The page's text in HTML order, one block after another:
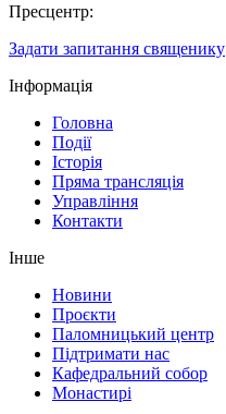
Пресцентр:
Задати запитання священику
Інформація
Головна
Події
Історія
Пряма трансляція
Управління
Контакти
Інше
Новини
Проєкти
Паломницький центр
Підтримати нас
Кафедральний собор
Монастирі